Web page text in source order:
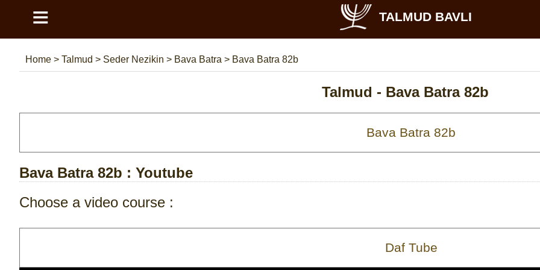
≡ TALMUD BAVLI
Home > Talmud > Seder Nezikin > Bava Batra > Bava Batra 82b
Talmud - Bava Batra 82b
Bava Batra 82b : Youtube
Choose a video course :